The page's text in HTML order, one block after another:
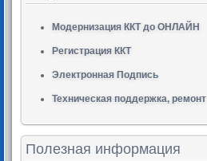
Модернизация ККТ до ОНЛАЙН
Регистрация ККТ
Электронная Подпись
Техническая поддержка, ремонт
Полезная информация